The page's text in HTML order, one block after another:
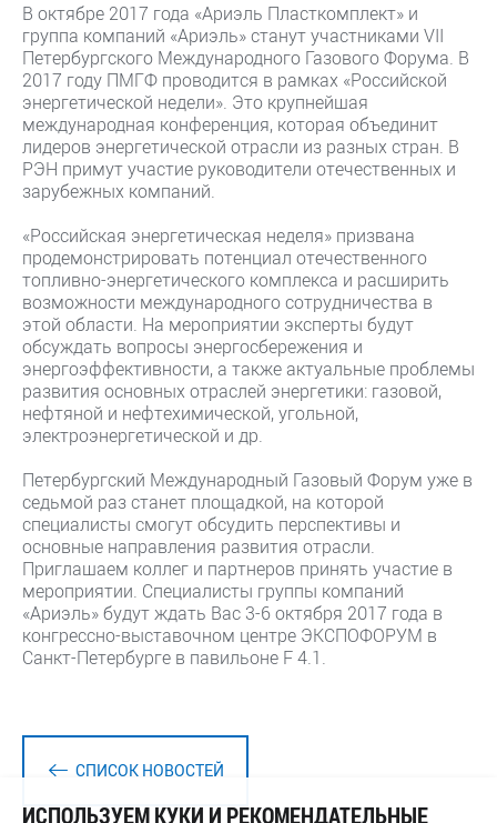
В октябре 2017 года «Ариэль Пласткомплект» и
группа компаний «Ариэль» станут участниками VII
Петербургского Международного Газового Форума. В
2017 году ПМГФ проводится в рамках «Российской
энергетической недели». Это крупнейшая
международная конференция, которая объединит
лидеров энергетической отрасли из разных стран. В
РЭН примут участие руководители отечественных и
зарубежных компаний.
«Российская энергетическая неделя» призвана
продемонстрировать потенциал отечественного
топливно-энергетического комплекса и расширить
возможности международного сотрудничества в
этой области. На мероприятии эксперты будут
обсуждать вопросы энергосбережения и
энергоэффективности, а также актуальные проблемы
развития основных отраслей энергетики: газовой,
нефтяной и нефтехимической, угольной,
электроэнергетической и др.
Петербургский Международный Газовый Форум уже в
седьмой раз станет площадкой, на которой
специалисты смогут обсудить перспективы и
основные направления развития отрасли.
Приглашаем коллег и партнеров принять участие в
мероприятии. Специалисты группы компаний
«Ариэль» будут ждать Вас 3-6 октября 2017 года в
конгрессно-выставочном центре ЭКСПОФОРУМ в
Санкт-Петербурге в павильоне F 4.1.
СПИСОК НОВОСТЕЙ
ИСПОЛЬЗУЕМ КУКИ И РЕКОМЕНДАТЕЛЬНЫЕ